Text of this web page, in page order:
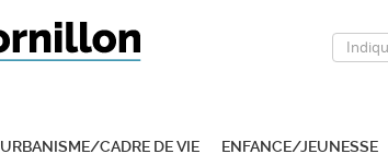
Urbanisme/Cadre de vie Enfance/Jeunesse